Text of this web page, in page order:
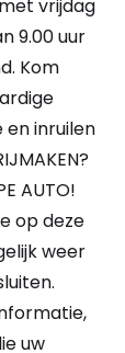
vrijdag
9.00 uur
Kom
inruilen
AUTO!
op deze
weer
uw